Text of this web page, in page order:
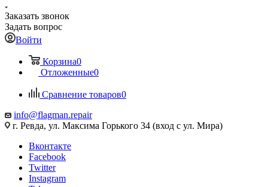
Заказать звонок
Задать вопрос
Войти
Корзина0
Отложенные0
Сравнение товаров0
info@flagman.repair
г. Ревда, ул. Максима Горького 34 (вход с ул. Мира)
Вконтакте
Facebook
Twitter
Instagram